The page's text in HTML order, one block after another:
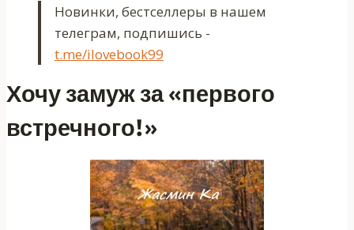
Новинки, бестселлеры в нашем
телеграм, подпишись -
t.me/ilovebook99
Хочу замуж за «первого
встречного!»